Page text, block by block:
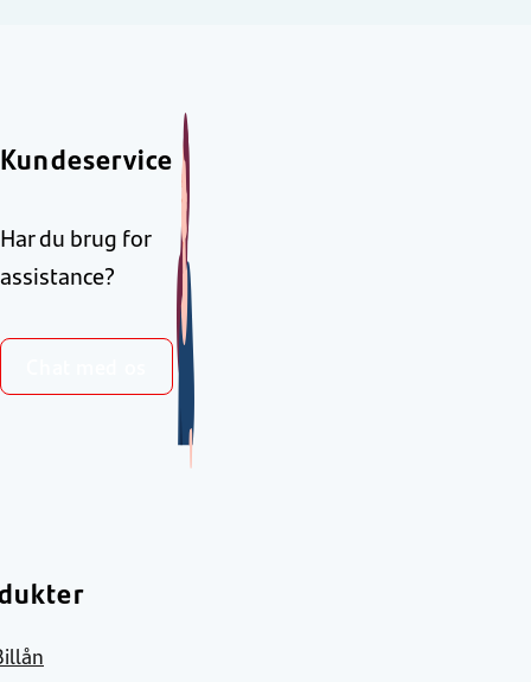
Kundeservice
Har du brug for
assistance?